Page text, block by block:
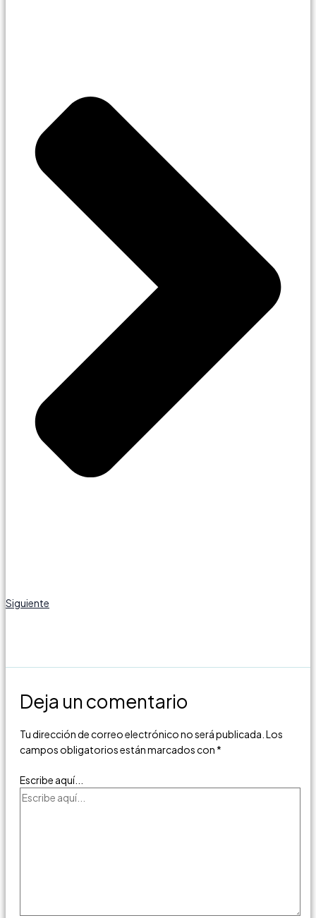
Siguiente
Deja un comentario
Tu dirección de correo electrónico no será publicada. Los
campos obligatorios están marcados con *
Escribe aquí...